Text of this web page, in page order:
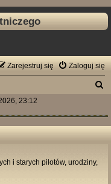
Zaloguj się
Zarejestruj się
u
k
23:12
i starych pilotów, urodziny,